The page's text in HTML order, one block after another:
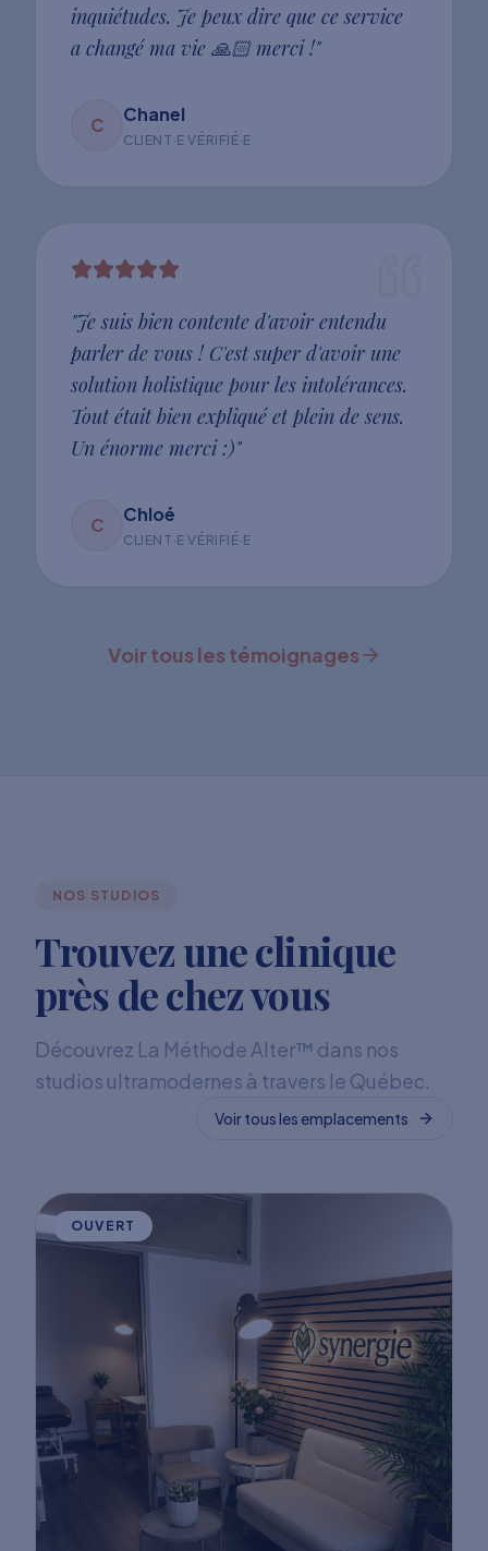
inquiétudes. Je peux dire que ce service
a changé ma vie 🙏🏻 merci !"
C Chanel
CLIENT·E VÉRIFIÉ·E
"Je suis bien contente d'avoir entendu
parler de vous ! C'est super d'avoir une
solution holistique pour les intolérances.
Tout était bien expliqué et plein de sens.
Un énorme merci :)"
C Chloé
CLIENT·E VÉRIFIÉ·E
Voir tous les témoignages
NOS STUDIOS
Trouvez une clinique
près de chez vous
Découvrez La Méthode Alter™ dans nos
studios ultramodernes à travers le Québec.
Voir tous les emplacements
OUVERT